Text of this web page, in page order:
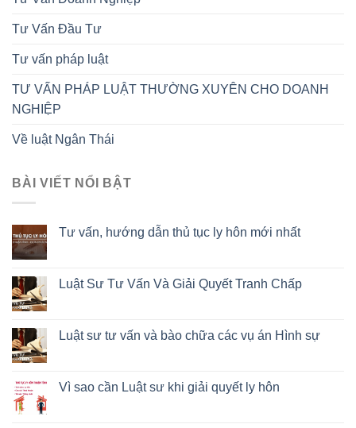
Tư Vấn Đầu Tư
Tư vấn pháp luật
TƯ VẤN PHÁP LUẬT THƯỜNG XUYÊN CHO DOANH
NGHIỆP
Về luật Ngân Thái
BÀI VIẾT NỔI BẬT
Tư vấn, hướng dẫn thủ tục ly hôn mới nhất
Luật Sư Tư Vấn Và Giải Quyết Tranh Chấp
Luật sư tư vấn và bào chữa các vụ án Hình sự
Vì sao cần Luật sư khi giải quyết ly hôn